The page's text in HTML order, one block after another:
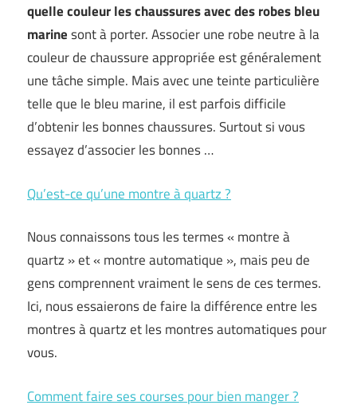
quelle couleur les chaussures avec des robes bleu
marinesont à porter. Associer une robe neutre à la
couleur de chaussure appropriée est généralement
une tâche simple. Mais avec une teinte particulière
telle que le bleu marine, il est parfois difficile
d’obtenir les bonnes chaussures. Surtout si vous
essayez d’associer les bonnes …
Qu’est-ce qu’une montre à quartz ?
Nous connaissons tous les termes « montre à
quartz » et « montre automatique », mais peu de
gens comprennent vraiment le sens de ces termes.
Ici, nous essaierons de faire la différence entre les
montres à quartz et les montres automatiques pour
vous.
Comment faire ses courses pour bien manger ?